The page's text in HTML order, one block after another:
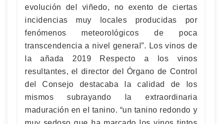
evolución del viñedo, no exento de ciertas
incidencias muy locales producidas por
fenómenos meteorológicos de poca
transcendencia a nivel general”. Los vinos de
la añada 2019 Respecto a los vinos
resultantes, el director del Órgano de Control
del Consejo destacaba la calidad de los
mismos subrayando la extraordinaria
maduración en el tanino. “un tanino redondo y